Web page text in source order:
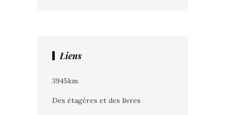
Liens
3945km
Des étagères et des livres